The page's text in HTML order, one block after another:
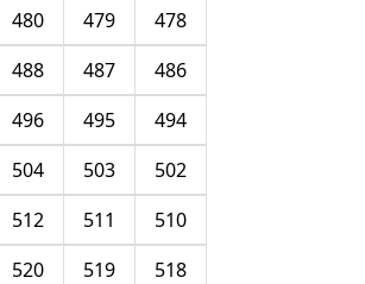
478
479
480
486
487
488
494
495
496
502
503
504
510
511
512
518
519
520